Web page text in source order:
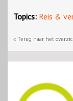
Topics: Reis &
« Terug naar het